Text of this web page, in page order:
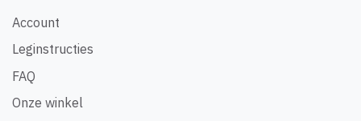
Account
Leginstructies
FAQ
Onze winkel